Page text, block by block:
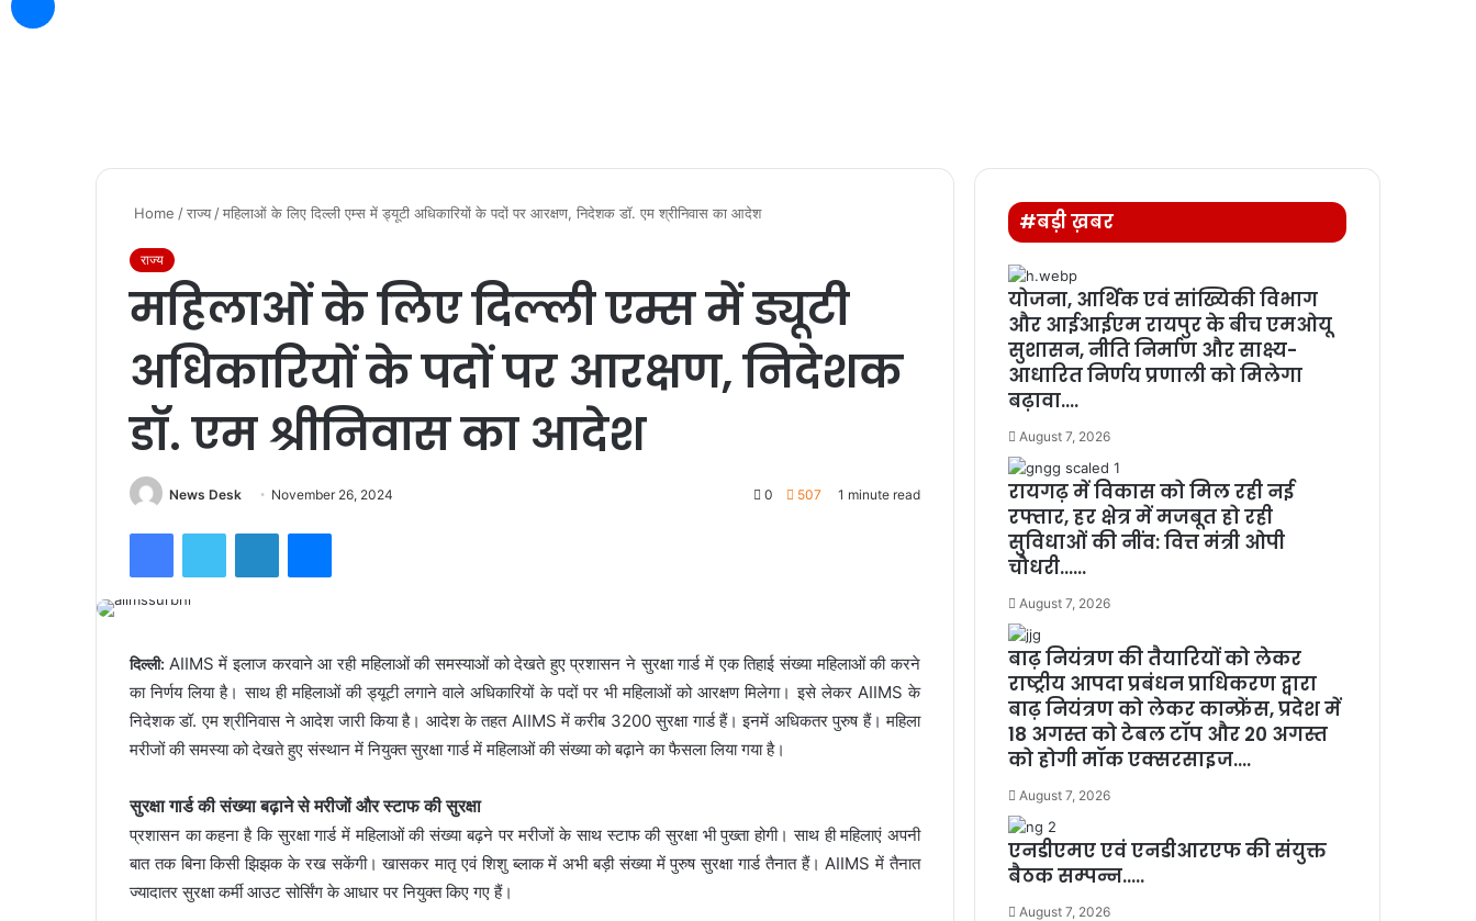
Home /राज्य /महिलाओं के लिए दिल्ली एम्स में ड्यूटी अधिकारियों के पदों पर आरक्षण, निदेशक डॉ. एम श्रीनिवास का आदेश
राज्य
महिलाओं के लिए दिल्ली एम्स में ड्यूटी
अधिकारियों के पदों पर आरक्षण, निदेशक
डॉ. एम श्रीनिवास का आदेश
News Desk November 26, 2024 0 507 1 minute read
दिल्ली: AIIMS में इलाज करवाने आ रही महिलाओं की समस्याओं को देखते हुए प्रशासन ने सुरक्षा गार्ड में एक तिहाई संख्या महिलाओं की करने
का निर्णय लिया है। साथ ही महिलाओं की ड्यूटी लगाने वाले अधिकारियों के पदों पर भी महिलाओं को आरक्षण मिलेगा। इसे लेकर AIIMS के
निदेशक डॉ. एम श्रीनिवास ने आदेश जारी किया है। आदेश के तहत AIIMS में करीब 3200 सुरक्षा गार्ड हैं। इनमें अधिकतर पुरुष हैं। महिला
मरीजों की समस्या को देखते हुए संस्थान में नियुक्त सुरक्षा गार्ड में महिलाओं की संख्या को बढ़ाने का फैसला लिया गया है।
सुरक्षा गार्ड की संख्या बढ़ाने से मरीजों और स्टाफ की सुरक्षा
प्रशासन का कहना है कि सुरक्षा गार्ड में महिलाओं की संख्या बढ़ने पर मरीजों के साथ स्टाफ की सुरक्षा भी पुख्ता होगी। साथ ही महिलाएं अपनी
बात तक बिना किसी झिझक के रख सकेंगी। खासकर मातृ एवं शिशु ब्लाक में अभी बड़ी संख्या में पुरुष सुरक्षा गार्ड तैनात हैं। AIIMS में तैनात
ज्यादातर सुरक्षा कर्मी आउट सोर्सिंग के आधार पर नियुक्त किए गए हैं।
#बड़ी ख़बर
योजना, आर्थिक एवं सांख्यिकी विभाग
और आईआईएम रायपुर के बीच एमओयू
सुशासन, नीति निर्माण और साक्ष्य-
आधारित निर्णय प्रणाली को मिलेगा
बढ़ावा….
August 7, 2026
रायगढ़ में विकास को मिल रही नई
रफ्तार, हर क्षेत्र में मजबूत हो रही
सुविधाओं की नींव: वित्त मंत्री ओपी
चौधरी……
August 7, 2026
बाढ़ नियंत्रण की तैयारियों को लेकर
राष्ट्रीय आपदा प्रबंधन प्राधिकरण द्वारा
बाढ़ नियंत्रण को लेकर कान्फ्रेंस, प्रदेश में
18 अगस्त को टेबल टॉप और 20 अगस्त
को होगी मॉक एक्सरसाइज….
August 7, 2026
एनडीएमए एवं एनडीआरएफ की संयुक्त
बैठक सम्पन्न…..
August 7, 2026